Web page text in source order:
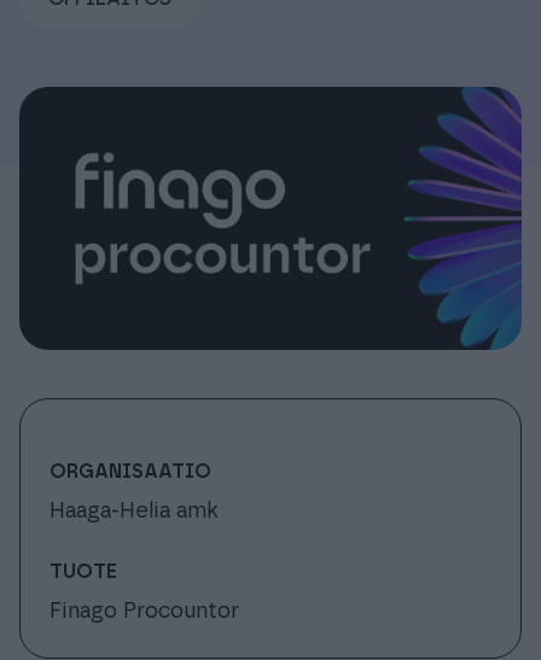
Meistä & Ajankohtaista
Tilaa Procountor
Kokeile maksutta
ORGANISAATIO
Haaga-Helia amk
TUOTE
Finago Procountor